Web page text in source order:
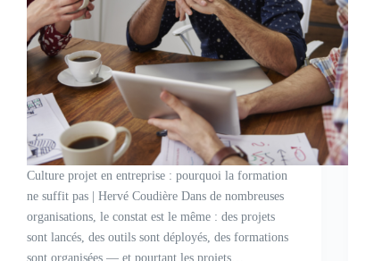
Culture projet en entreprise : pourquoi la formation
ne suffit pas | Hervé Coudière Dans de nombreuses
organisations, le constat est le même : des projets
sont lancés, des outils sont déployés, des formations
sont organisées — et pourtant les projets…